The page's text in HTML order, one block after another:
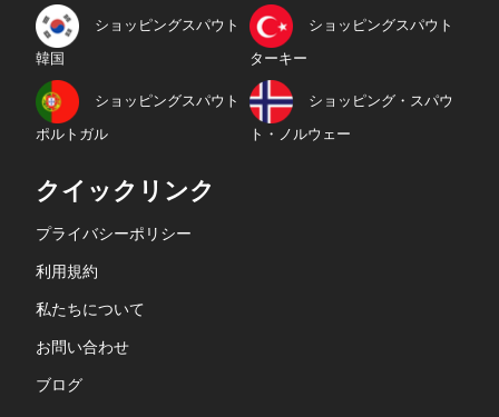
ショッピングスパウト
韓国
ショッピングスパウト
ターキー
ショッピングスパウト
ポルトガル
ショッピング・スパウ
ト・ノルウェー
クイックリンク
プライバシーポリシー
利用規約
私たちについて
お問い合わせ
ブログ